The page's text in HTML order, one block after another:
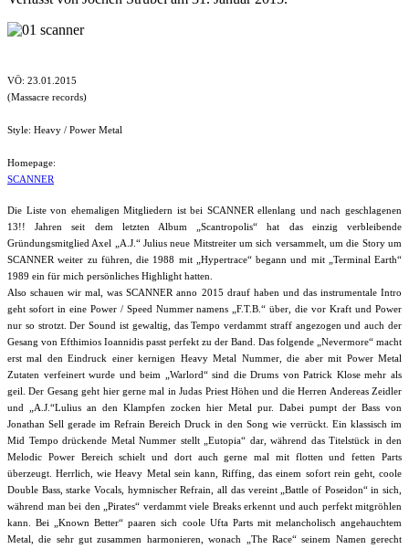
VÖ: 23.01.2015
(Massacre records)
Style: Heavy / Power Metal
Homepage:
SCANNER
Die Liste von ehemaligen Mitgliedern ist bei SCANNER ellenlang und nach geschlagenen
13!! Jahren seit dem letzten Album „Scantropolis“ hat das einzig verbleibende
Gründungsmitglied Axel „A.J.“ Julius neue Mitstreiter um sich versammelt, um die Story um
SCANNER weiter zu führen, die 1988 mit „Hypertrace“ begann und mit „Terminal Earth“
1989 ein für mich persönliches Highlight hatten.
Also schauen wir mal, was SCANNER anno 2015 drauf haben und das instrumentale Intro
geht sofort in eine Power / Speed Nummer namens „F.T.B.“ über, die vor Kraft und Power
nur so strotzt. Der Sound ist gewaltig, das Tempo verdammt straff angezogen und auch der
Gesang von Efthimios Ioannidis passt perfekt zu der Band. Das folgende „Nevermore“ macht
erst mal den Eindruck einer kernigen Heavy Metal Nummer, die aber mit Power Metal
Zutaten verfeinert wurde und beim „Warlord“ sind die Drums von Patrick Klose mehr als
geil. Der Gesang geht hier gerne mal in Judas Priest Höhen und die Herren Andereas Zeidler
und „A.J.“Lulius an den Klampfen zocken hier Metal pur. Dabei pumpt der Bass von
Jonathan Sell gerade im Refrain Bereich Druck in den Song wie verrückt. Ein klassisch im
Mid Tempo drückende Metal Nummer stellt „Eutopia“ dar, während das Titelstück in den
Melodic Power Bereich schielt und dort auch gerne mal mit flotten und fetten Parts
überzeugt. Herrlich, wie Heavy Metal sein kann, Riffing, das einem sofort rein geht, coole
Double Bass, starke Vocals, hymnischer Refrain, all das vereint „Battle of Poseidon“ in sich,
während man bei den „Pirates“ verdammt viele Breaks erkennt und auch perfekt mitgröhlen
kann. Bei „Known Better“ paaren sich coole Ufta Parts mit melancholisch angehauchtem
Metal, die sehr gut zusammen harmonieren, wonach „The Race“ seinem Namen gerecht